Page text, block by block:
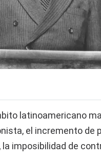
latinoamericano
el incremento de
la imposibilidad de